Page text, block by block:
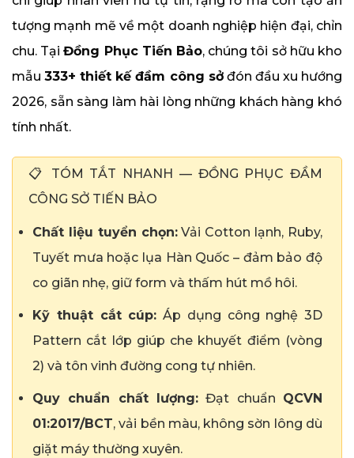
tượng mạnh mẽ về một doanh nghiệp hiện đại, chỉn
chu. TạiĐồng Phục Tiến Bảo, chúng tôi sở hữu kho
mẫu333+ thiết kế đầm công sởđón đầu xu hướng
2026, sẵn sàng làm hài lòng những khách hàng khó
tính nhất.
📋 TÓM TẮT NHANH — ĐỒNG PHỤC ĐẦM
CÔNG SỞ TIẾN BẢO
Chất liệu tuyển chọn:Vải Cotton lạnh, Ruby,
Tuyết mưa hoặc lụa Hàn Quốc – đảm bảo độ
co giãn nhẹ, giữ form và thấm hút mồ hôi.
Kỹ thuật cắt cúp: Áp dụng công nghệ 3D
Pattern cắt lớp giúp che khuyết điểm (vòng
2) và tôn vinh đường cong tự nhiên.
Quy chuẩn chất lượng: Đạt chuẩn QCVN
01:2017/BCT, vải bền màu, không sờn lông dù
giặt máy thường xuyên.